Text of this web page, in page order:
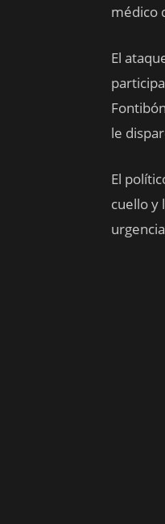
médico
El
le
El
cuello y